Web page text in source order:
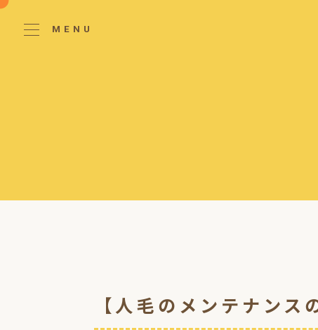
MENU
【人毛のメンテナン